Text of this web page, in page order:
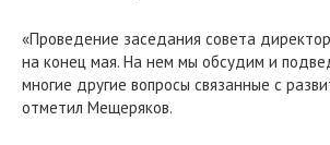
«Проведение заседания совета
на конец мая. На нем мы обсудим и
многие другие вопросы связанные с
отметил Мещеряков.